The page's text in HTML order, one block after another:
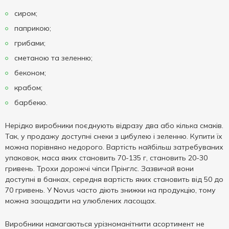
сиром;
паприкою;
грибами;
сметаною та зеленню;
беконом;
крабом;
барбекю.
Нерідко виробники поєднують відразу два або кілька смаків.
Так, у продажу доступні снеки з цибулею і зеленню. Купити їх
можна порівняно недорого. Вартість найбільш затребуваних
упаковок, маса яких становить 70-135 г, становить 20-30
гривень. Трохи дорожчі чіпси Прінглс. Зазвичай вони
доступні в банках, середня вартість яких становить від 50 до
70 гривень. У Novus часто діють знижки на продукцію, тому
можна заощадити на улюблених ласощах.
Виробники намагаються урізноманітнити асортимент не